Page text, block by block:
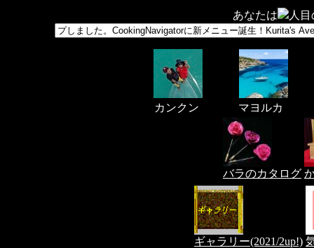
あなたは 人目
カンクン マヨルカ ジャ
バラのカタログ
ギャラリー(2021/2up!)